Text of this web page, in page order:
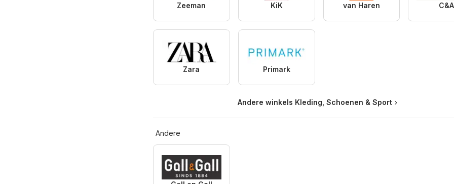
Zeeman KiK van Haren C&A
Zara Primark
Andere winkels Kleding, Schoenen & Sport
Andere